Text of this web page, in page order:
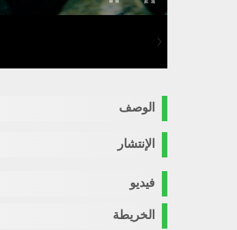
الوصف
الإنتشار
فيديو
الخريطة